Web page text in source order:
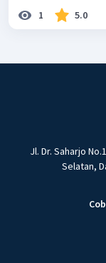
1 5.0
Jl. Dr. Saharjo
Selatan,